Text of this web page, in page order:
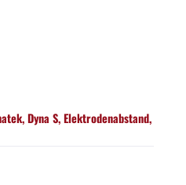
Dyna S, Elektrodenabstand,